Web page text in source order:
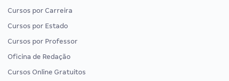
Cursos por Carreira
Cursos por Estado
Cursos por Professor
Oficina de Redação
Cursos Online Gratuitos